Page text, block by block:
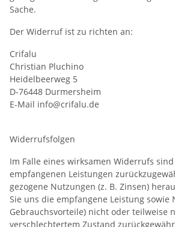
Sache.
Der Widerruf ist zu richten an:
Crifalu
Christian Pluchino
Heidelbeerweg 5
D-76448 Durmersheim
E-Mail info@crifalu.de
Widerrufsfolgen
Im Falle eines wirksamen Widerrufs
empfangenen Leistungen
gezogene Nutzungen (z. B. Zinsen)
Sie uns die empfangene Leistung sowie
Gebrauchsvorteile) nicht oder teilweise
verschlechtertem Zustand